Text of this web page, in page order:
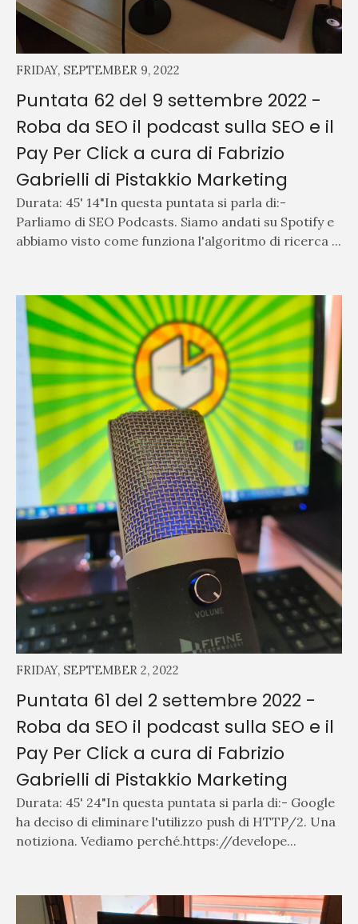
FRIDAY, SEPTEMBER 9, 2022
Puntata 62 del 9 settembre 2022 -
Roba da SEO il podcast sulla SEO e il
Pay Per Click a cura di Fabrizio
Gabrielli di Pistakkio Marketing
Durata: 45' 14"In questa puntata si parla di:-
Parliamo di SEO Podcasts. Siamo andati su Spotify e
abbiamo visto come funziona l'algoritmo di ricerca ...
FRIDAY, SEPTEMBER 2, 2022
Puntata 61 del 2 settembre 2022 -
Roba da SEO il podcast sulla SEO e il
Pay Per Click a cura di Fabrizio
Gabrielli di Pistakkio Marketing
Durata: 45' 24"In questa puntata si parla di:- Google
ha deciso di eliminare l'utilizzo push di HTTP/2. Una
notiziona. Vediamo perché.https://develope...